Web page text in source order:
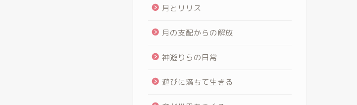
月とリリス
月の支配からの解放
神遊りらの日常
遊びに満ちて生きる